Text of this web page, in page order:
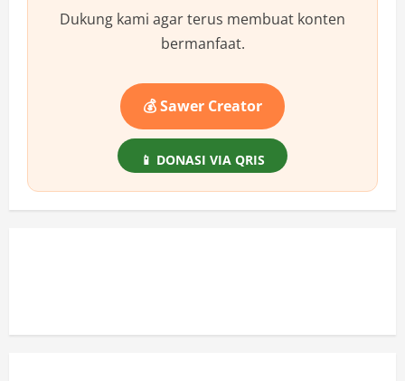
Checking
Dukung kami agar terus membuat konten
bermanfaat.
💰 Sawer Creator
📱 DONASI VIA QRIS